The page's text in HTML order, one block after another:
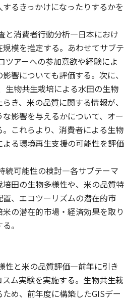
るきっかけになったりするかを
と消費者行動分析—日本におけ
模を推定する。あわせてサブテ
ツアーへの参加意欲や経験によ
響についても評価する。次に、
生物共生栽培による水田の生物
き、米の品質に関する情報が、
影響を与えるかについて、オー
これらより、消費者による生物
る環境再生支援の可能性を評価
続可能性の検討—各サブテーマ
田の生物多様性や、米の品質特
、エコツーリズムの潜在的市
の潜在的市場・経済効果を取り
。
性と米の品質評価—前年に引き
ム実験を実施する。生物共生栽
め、前年度に構築したGISデー